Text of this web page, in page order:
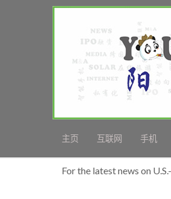
主页 互联网 手机
For the latest news on